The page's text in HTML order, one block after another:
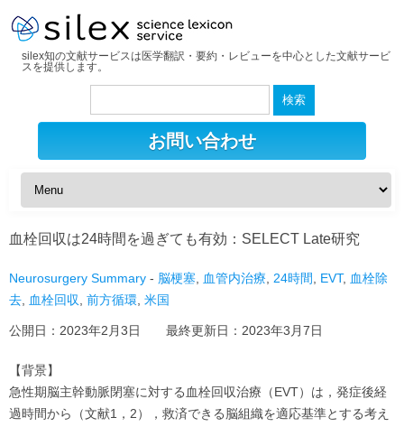
silex知の文献サービスは医学翻訳・要約・レビューを中心とした文献サービ
スを提供します。
検
お問い合わせ
血栓回収は24時間を過ぎても有効：SELECT Late研究
Neurosurgery Summary - 脳梗塞 血管内治療 24時間 EVT, 血栓除
去
血栓回収 前方循環 米国
公開日： 2023年2月3日 最終更新日： 2023年3月7日
【背景】
急性期脳主幹動脈閉塞に対する血栓回収治療（EVT）は，発症後経
過時間から（文献1，2），救済できる脳組織を適応基準とする考え